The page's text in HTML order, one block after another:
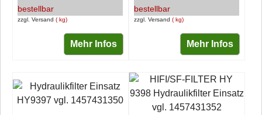
zzgl. Versand kg
bestellbar
Mehr Infos
zzgl. Versand kg
bestellbar
Mehr Infos